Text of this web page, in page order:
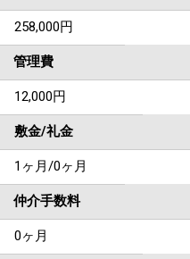
258,000円
管理費
12,000円
敷金/礼金
1ヶ月/0ヶ月
仲介手数料
0ヶ月